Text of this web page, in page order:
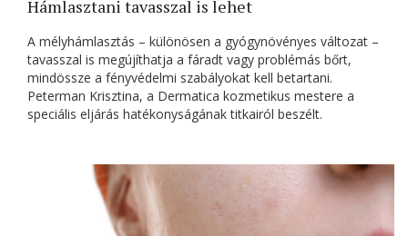
Hámlasztani tavasszal is lehet
A mélyhámlasztás – különösen a gyógynövényes változat –
tavasszal is megújíthatja a fáradt vagy problémás bőrt,
mindössze a fényvédelmi szabályokat kell betartani.
Peterman Krisztina, a Dermatica kozmetikus mestere a
speciális eljárás hatékonyságának titkairól beszélt.